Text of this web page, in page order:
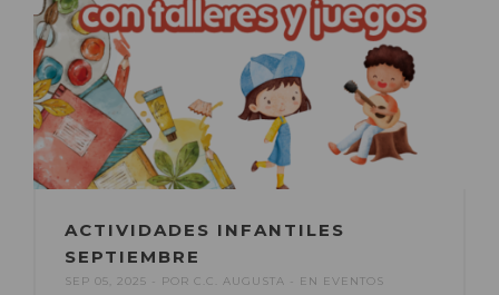
ACTIVIDADES INFANTILES
SEPTIEMBRE
SEP 05, 2025 POR C.C. AUGUSTA EN EVENTOS